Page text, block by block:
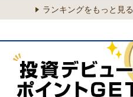
ランキングをもっと見る